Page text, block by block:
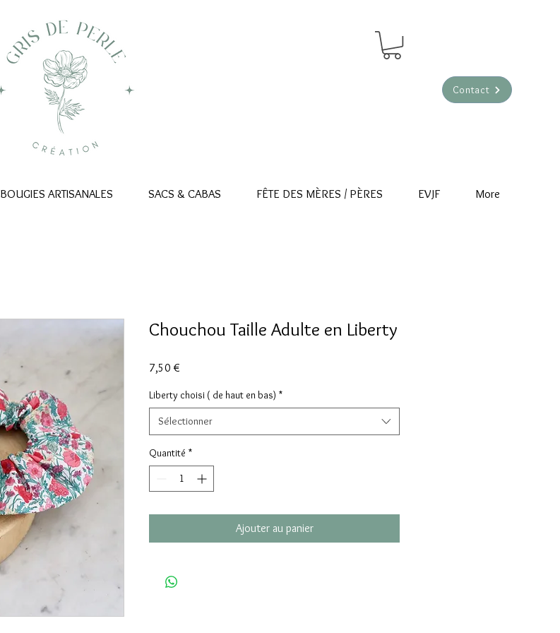
Contact
BOUGIES ARTISANALES SACS & CABAS FÊTE DES MÈRES / PÈRES EVJF More
Chouchou Taille Adulte en Liberty
7,50 €
Liberty choisi ( de haut en bas) *
Sélectionner
Quantité *
Ajouter au panier